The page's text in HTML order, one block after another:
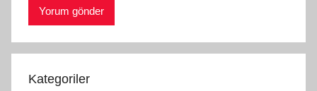
Kategoriler